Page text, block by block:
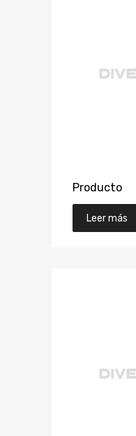
Producto
Leer más